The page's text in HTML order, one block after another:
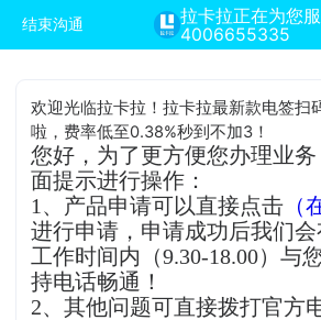
结束沟通
拉卡拉正在为您
4006655335
欢迎光临拉卡拉！拉卡拉最新款电签扫
啦，费率低至0.38%秒到不加3！
您好，为了更方便您办理业
面提示进行操作：
1、产品申请可以直接点击 （
进行申请，申请成功后我们
工作时间内（9.30-18.00）与
持电话畅通！
2、其他问题可直接拨打官方